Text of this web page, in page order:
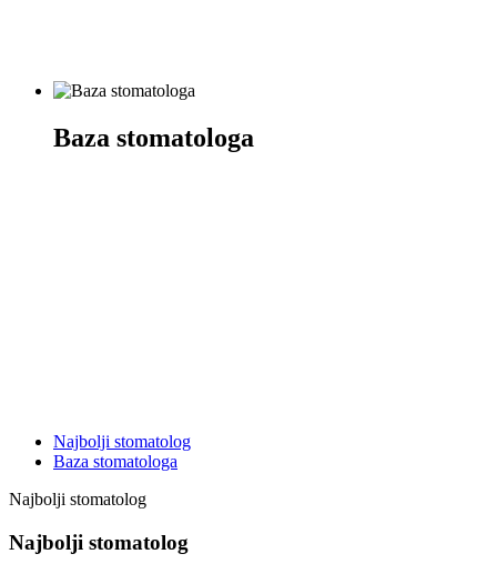
Baza stomatologa
Najbolji stomatolog
Baza stomatologa
Najbolji stomatolog
Najbolji stomatolog